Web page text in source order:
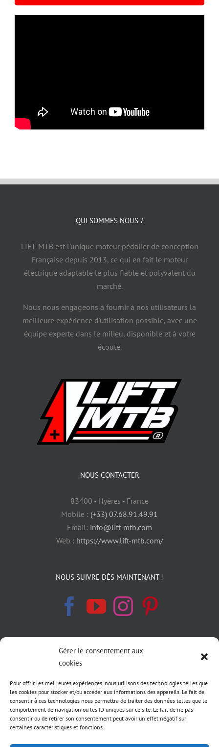
Gérer le consentement aux
cookies
Pour offrir les meilleures expériences, nous utilisons des technologies telles que
les cookies pour stocker et/ou accéder aux informations des appareils. Le fait de
consentir à ces technologies nous permettra de traiter des données telles que le
comportement de navigation ou les ID uniques sur ce site. Le fait de ne pas
consentir ou de retirer son consentement peut avoir un effet négatif sur
certaines caractéristiques et fonctions.
QUI SOMMES NOUS ?
LIFT-MTB est l'unique moteur pédalier de conception
Française depuis 2013, ce qui en fait le moteur
électrique adaptable le plus fiable et polyvalent du
marché.
Nous nous engageons à fournir à nos utilisateurs la
meilleure expérience d'utilisation possible, avec une
équipe experte dans le milieu, disponible et à votre
écoute.
NOUS CONTACTER
83400 - Hyères - France
Mobile : (+33) 07.68.91.49.91
Email: info@lift-mtb.com
Web : https://www.lift-mtb.com/
NOUS SUIVRE DÈS MAINTENANT !
INFORMATIONS LÉGALES
Déclaration de confidentialité
Conditions générale de vente LIFT MTB